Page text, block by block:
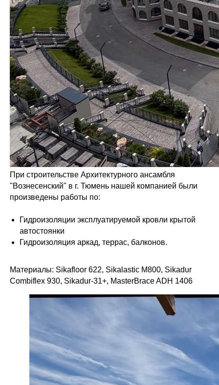
При строительстве Архитектурного ансамбля
"Вознесенский" в г. Тюмень нашей компанией были
произведены работы по:
Гидроизоляции эксплуатируемой кровли крытой
автостоянки
Гидроизоляция аркад, террас, балконов.
Материалы: Sikafloor 622, Sikalastic M800, Sikadur
Combiflex 930, Sikadur-31+, MasterBrace ADH 1406